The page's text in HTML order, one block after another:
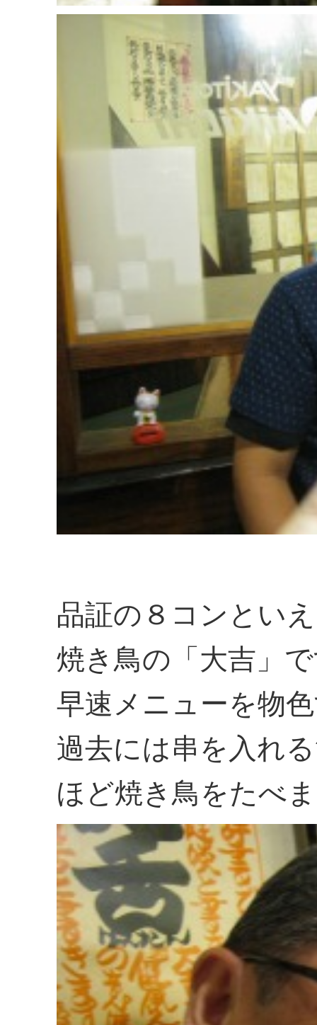
品証の８コンとい
焼き鳥の「大吉」
早速メニューを物
過去には串を入れ
ほど焼き鳥をたべ